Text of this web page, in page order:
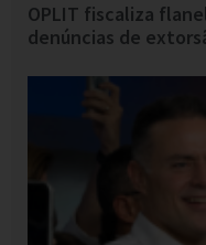
OPLIT fiscaliza
denúncias de